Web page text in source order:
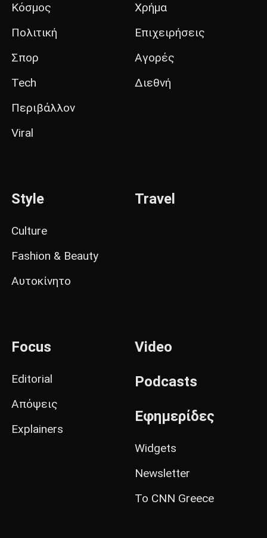
Κόσμος
Πολιτική
Σπορ
Tech
Περιβάλλον
Viral
Χρήμα
Επιχειρήσεις
Αγορές
Διεθνή
Style
Culture
Fashion & Beauty
Αυτοκίνητο
Travel
Focus
Editorial
Απόψεις
Explainers
Video
Podcasts
Εφημερίδες
Widgets
Newsletter
Το CNN Greece